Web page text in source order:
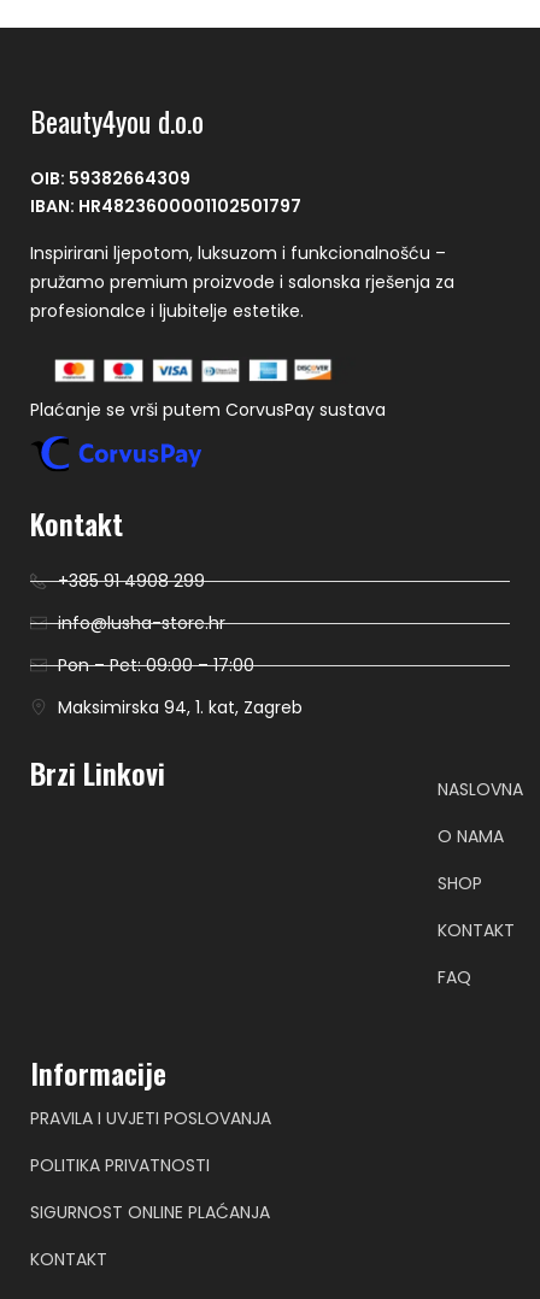
Beauty4you d.o.o
OIB: 59382664309
IBAN: HR4823600001102501797
Inspirirani ljepotom, luksuzom i funkcionalnošću –
pružamo premium proizvode i salonska rješenja za
profesionalce i ljubitelje estetike.
Plaćanje se vrši putem CorvusPay sustava
Kontakt
+385 91 4908 299
info@lusha-store.hr
Pon – Pet: 09:00 – 17:00
Maksimirska 94, 1. kat, Zagreb
Brzi Linkovi
NASLOVNA
O NAMA
SHOP
KONTAKT
FAQ
Informacije
PRAVILA I UVJETI POSLOVANJA
POLITIKA PRIVATNOSTI
SIGURNOST ONLINE PLAĆANJA
KONTAKT